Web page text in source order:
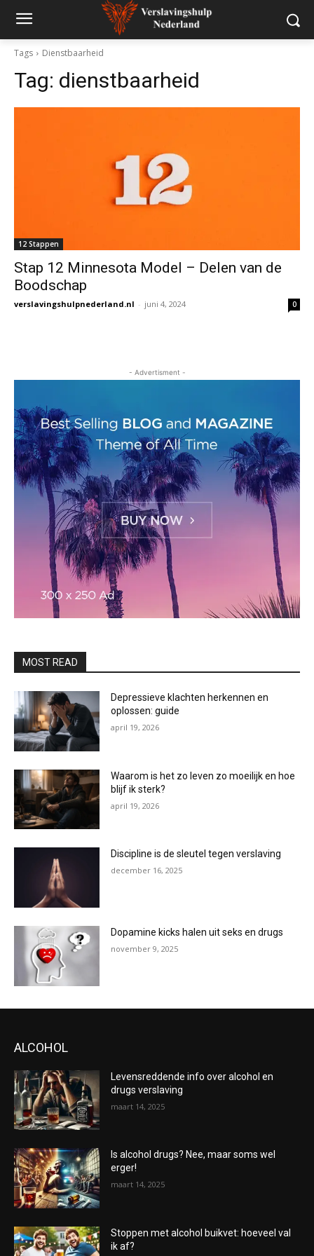
Tags Dienstbaarheid
Tag: dienstbaarheid
12 Stappen
Stap 12 Minnesota Model – Delen van de
Boodschap
verslavingshulpnederland.nl - juni 4, 2024 0
- Advertisment -
MOST READ
Depressieve klachten herkennen en
oplossen: guide
april 19, 2026
Waarom is het zo leven zo moeilijk en hoe
blijf ik sterk?
april 19, 2026
Discipline is de sleutel tegen verslaving
december 16, 2025
Dopamine kicks halen uit seks en drugs
november 9, 2025
ALCOHOL
Levensreddende info over alcohol en
drugs verslaving
maart 14, 2025
Is alcohol drugs? Nee, maar soms wel
erger!
maart 14, 2025
Stoppen met alcohol buikvet: hoeveel val
ik af?